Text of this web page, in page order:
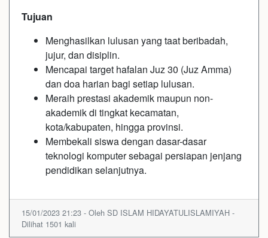
Tujuan
Menghasilkan lulusan yang taat beribadah,
jujur, dan disiplin.
Mencapai target hafalan Juz 30 (Juz Amma)
dan doa harian bagi setiap lulusan.
Meraih prestasi akademik maupun non-
akademik di tingkat kecamatan,
kota/kabupaten, hingga provinsi.
Membekali siswa dengan dasar-dasar
teknologi komputer sebagai persiapan jenjang
pendidikan selanjutnya.
15/01/2023 21:23 - Oleh SD ISLAM HIDAYATULISLAMIYAH -
Dilihat 1501 kali